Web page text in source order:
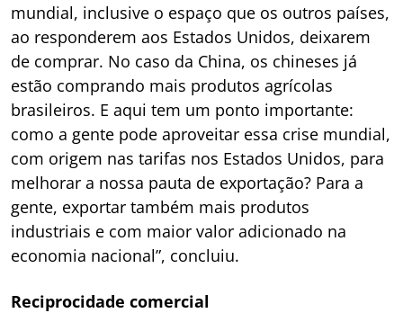
mundial, inclusive o espaço que os outros países,
ao responderem aos Estados Unidos, deixarem
de comprar. No caso da China, os chineses já
estão comprando mais produtos agrícolas
brasileiros. E aqui tem um ponto importante:
como a gente pode aproveitar essa crise mundial,
com origem nas tarifas nos Estados Unidos, para
melhorar a nossa pauta de exportação? Para a
gente, exportar também mais produtos
industriais e com maior valor adicionado na
economia nacional”, concluiu.
Reciprocidade comercial